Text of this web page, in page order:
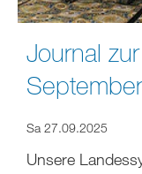
Journal
Sa 27.09.2025
Unsere